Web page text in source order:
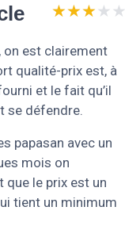
★★★★★
★★★★★
on est clairement
qualité-prix est, à
et le fait qu’il
se défendre.
papasan avec un
mois on
le prix est un
tient un minimum